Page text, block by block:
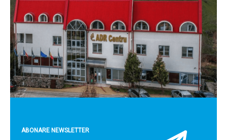
ABONARE NEWSLETTER